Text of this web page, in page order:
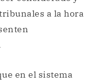
a la hora
en el sistema